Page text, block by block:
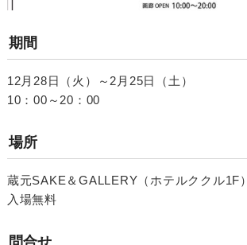
期間
12月28日（火）～2月25日（土）
10：00～20：00
場所
蔵元SAKE＆GALLERY（ホテルククル1F）
入場無料
問合せ